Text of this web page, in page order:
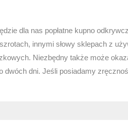
dla nas popłatne kupno
innymi słowy sklepach z
Niezbędny także może
dni. Jeśli posiadamy